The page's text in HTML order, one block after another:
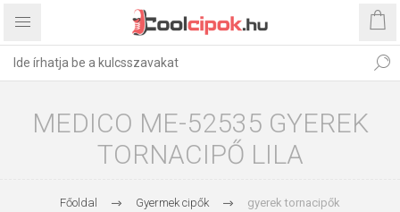
MEDICO ME-52535 GYEREK
TORNACIPŐ LILA
Főoldal Gyermek cipők gyerek tornacipők